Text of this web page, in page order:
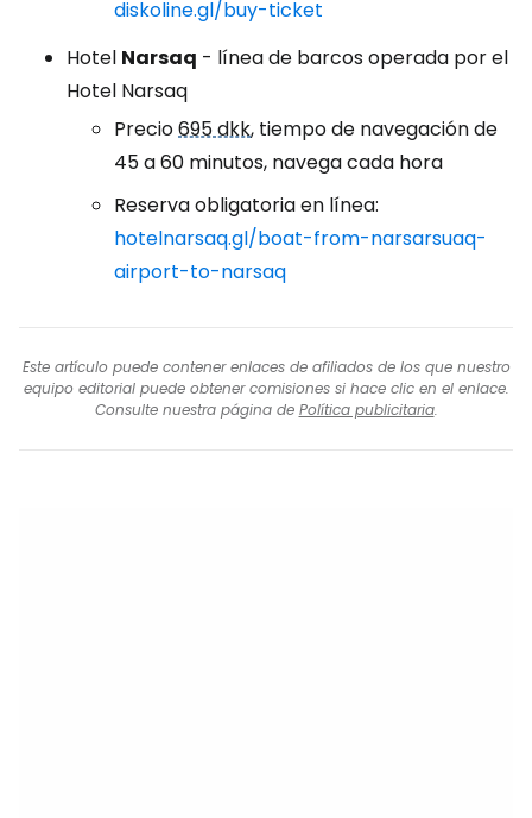
diskoline.gl/buy-ticket
Hotel Narsaq - línea de barcos operada por el
Hotel Narsaq
Precio695 dkk, tiempo de navegación de
45 a 60 minutos, navega cada hora
Reserva obligatoria en línea:
hotelnarsaq.gl/boat-from-narsarsuaq-
airport-to-narsaq
Este artículo puede contener enlaces de afiliados de los que nuestro
equipo editorial puede obtener comisiones si hace clic en el enlace.
Consulte nuestra página de Política publicitaria.